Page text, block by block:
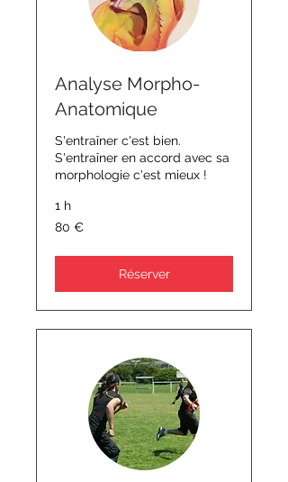
Analyse Morpho-
Anatomique
S'entraîner c'est bien.
S'entraîner en accord avec sa
morphologie c'est mieux !
1 h
80
euros
80 €
Réserver